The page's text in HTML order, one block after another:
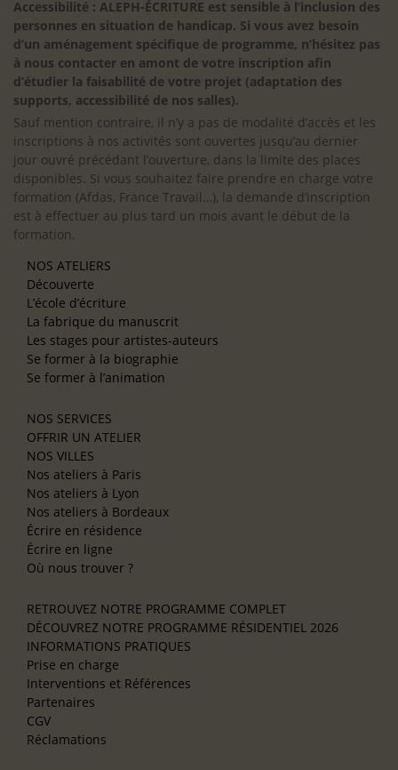
Accessibilité : ALEPH-ÉCRITURE est sensible à l’inclusion des
personnes en situation de handicap. Si vous avez besoin
d’un aménagement spécifique de programme, n’hésitez pas
à nous contacter en amont de votre inscription afin
d’étudier la faisabilité de votre projet (adaptation des
supports, accessibilité de nos salles).
Sauf mention contraire, il n’y a pas de modalité d’accès et les
inscriptions à nos activités sont ouvertes jusqu’au dernier
jour ouvré précédant l’ouverture, dans la limite des places
disponibles. Si vous souhaitez faire prendre en charge votre
formation (Afdas, France Travail…), la demande d’inscription
est à effectuer au plus tard un mois avant le début de la
formation.
NOS ATELIERS
Découverte
L’école d’écriture
La fabrique du manuscrit
Les stages pour artistes-auteurs
Se former à la biographie
Se former à l’animation
NOS SERVICES
OFFRIR UN ATELIER
NOS VILLES
Nos ateliers à Paris
Nos ateliers à Lyon
Nos ateliers à Bordeaux
Écrire en résidence
Écrire en ligne
Où nous trouver ?
RETROUVEZ NOTRE PROGRAMME COMPLET
DÉCOUVREZ NOTRE PROGRAMME RÉSIDENTIEL 2026
INFORMATIONS PRATIQUES
Prise en charge
Interventions et Références
Partenaires
CGV
Réclamations